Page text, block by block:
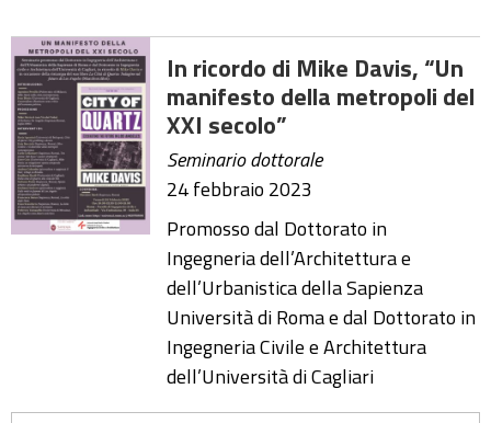
In ricordo di Mike Davis, “Un
manifesto della metropoli del
XXI secolo”
Seminario dottorale
24 febbraio 2023
Promosso dal Dottorato in
Ingegneria dell’Architettura e
dell’Urbanistica della Sapienza
Università di Roma e dal Dottorato in
Ingegneria Civile e Architettura
dell’Università di Cagliari